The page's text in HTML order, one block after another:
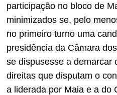
participação no bloco de
minimizados se, pelo
no primeiro turno uma
presidência da Câmara
se dispusesse a demarcar
direitas que disputam o
a liderada por Maia e a do